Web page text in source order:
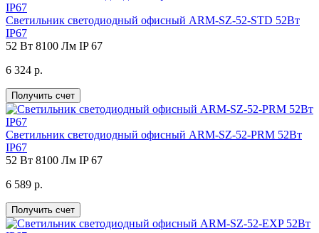
Светильник светодиодный офисный ARM-SZ-52-STD 52Вт
IP67
52 Вт 8100 Лм IP 67
6 324 р.
Получить счет
Светильник светодиодный офисный ARM-SZ-52-PRM 52Вт
IP67
52 Вт 8100 Лм IP 67
6 589 р.
Получить счет